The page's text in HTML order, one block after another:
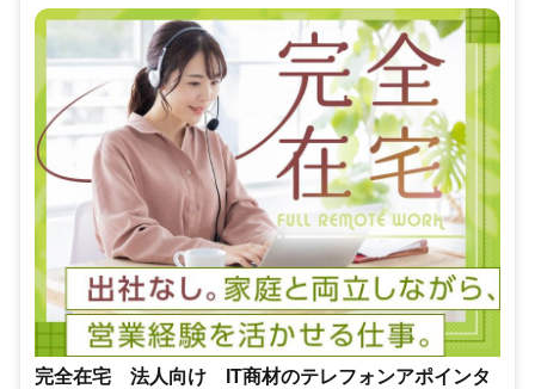
完全在宅 法人向け IT商材のテレフォンアポインタ